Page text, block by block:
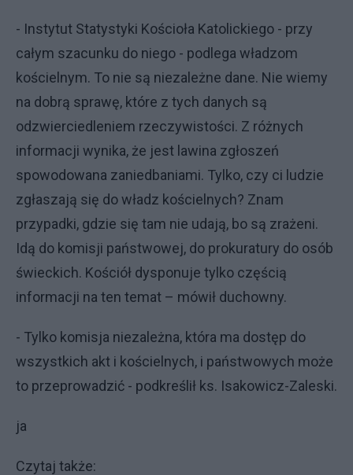
- Instytut Statystyki Kościoła Katolickiego - przy
całym szacunku do niego - podlega władzom
kościelnym. To nie są niezależne dane. Nie wiemy
na dobrą sprawę, które z tych danych są
odzwierciedleniem rzeczywistości. Z różnych
informacji wynika, że jest lawina zgłoszeń
spowodowana zaniedbaniami. Tylko, czy ci ludzie
zgłaszają się do władz kościelnych? Znam
przypadki, gdzie się tam nie udają, bo są zrażeni.
Idą do komisji państwowej, do prokuratury do osób
świeckich. Kościół dysponuje tylko częścią
informacji na ten temat – mówił duchowny.
- Tylko komisja niezależna, która ma dostęp do
wszystkich akt i kościelnych, i państwowych może
to przeprowadzić - podkreślił ks. Isakowicz-Zaleski.
ja
Czytaj także: